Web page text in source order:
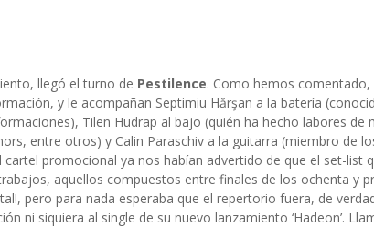
llegó el turno de Pestilence. Como hemos
y le acompañan Septimiu Hărşan a la batería
Tilen Hudrap al bajo (quién ha hecho labores de
entre otros) y Calin Paraschiv a la guitarra (miembro de
promocional ya nos habían advertido de que el set-list
aquellos compuestos entre finales de los ochenta y
pero para nada esperaba que el repertorio fuera, de
ni siquiera al single de su nuevo lanzamiento ‘Hadeon’.